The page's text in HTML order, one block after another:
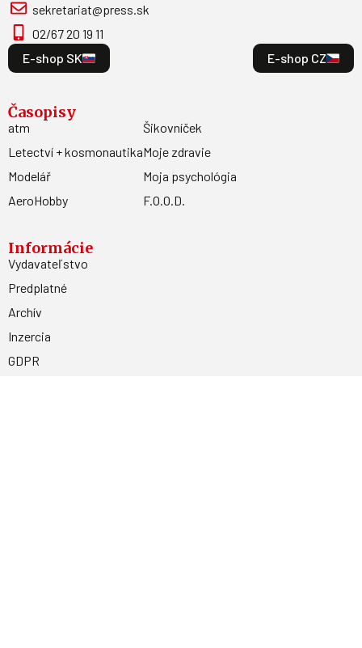
sekretariat@press.sk
02/67 20 19 11
E-shop SK
E-shop CZ
Časopisy
atm
Letectví + kosmonautika
Modelář
AeroHobby
Šikovníček
Moje zdravie
Moja psychológia
F.O.O.D.
Informácie
Vydavateľstvo
Predplatné
Archív
Inzercia
GDPR